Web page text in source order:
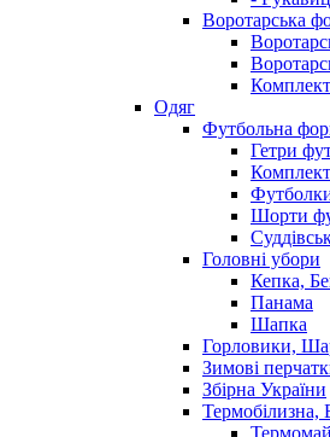
Воротарська
Одяг
Футбольна
Гетри
Шорти
Головні убори
Кепка,
Панама
Шапка
Горловики,
Зимові
Збірна України
Термобілизна,